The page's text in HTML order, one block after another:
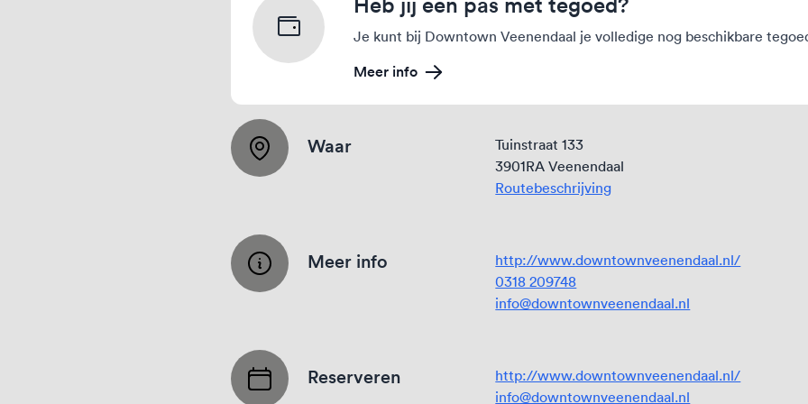
Je kunt bij Downtown Veenendaal je volledige nog beschikbare
Meer info
Waar
Tuinstraat 133
3901RA Veenendaal
Routebeschrijving
Meer info
http://www.downtownveenendaal.nl/
0318 209748
info@downtownveenendaal.nl
Reserveren
http://www.downtownveenendaal.nl/
info@downtownveenendaal.nl